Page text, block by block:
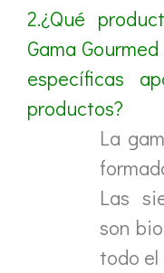
2.¿Qué
Gama
específicas
productos?
La
Las
son
todo